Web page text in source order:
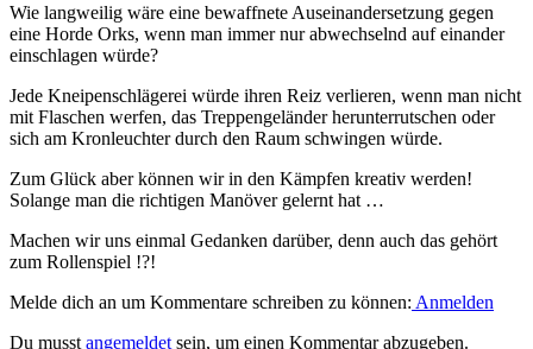
Wie langweilig wäre eine bewaffnete Auseinandersetzung gegen
eine Horde Orks, wenn man immer nur abwechselnd auf einander
einschlagen würde?
Jede Kneipenschlägerei würde ihren Reiz verlieren, wenn man nicht
mit Flaschen werfen, das Treppengeländer herunterrutschen oder
sich am Kronleuchter durch den Raum schwingen würde.
Zum Glück aber können wir in den Kämpfen kreativ werden!
Solange man die richtigen Manöver gelernt hat …
Machen wir uns einmal Gedanken darüber, denn auch das gehört
zum Rollenspiel !?!
Melde dich an um Kommentare schreiben zu können: Anmelden
Du musst angemeldet sein, um einen Kommentar abzugeben.